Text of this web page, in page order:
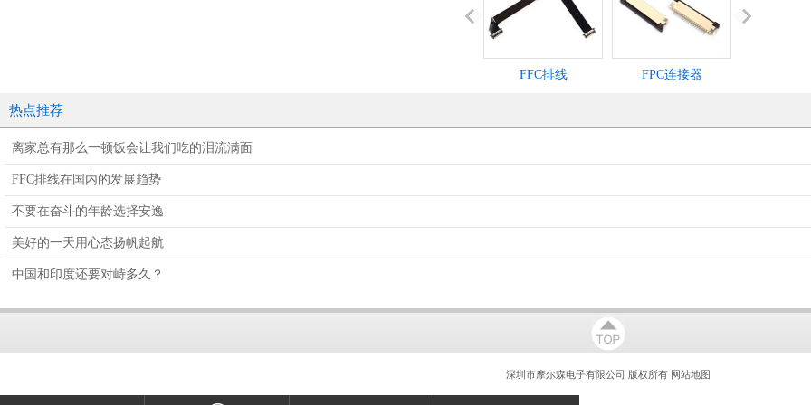
FFC排线 FPC连接器
热点推荐
离家总有那么一顿饭会让我们吃的泪流满面
FFC排线在国内的发展趋势
不要在奋斗的年龄选择安逸
美好的一天用心态扬帆起航
中国和印度还要对峙多久？
深圳市摩尔森电子有限公司 版权所有 网站地图